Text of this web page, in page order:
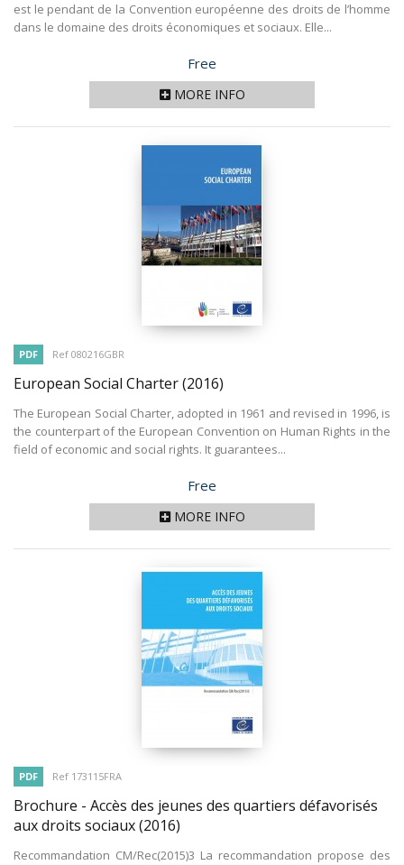
est le pendant de la Convention européenne des droits de l’homme
dans le domaine des droits économiques et sociaux. Elle...
Price
Free
MORE INFO
PDF Ref 080216GBR
European Social Charter(2016)
The European Social Charter, adopted in 1961 and revised in 1996, is
the counterpart of the European Convention on Human Rights in the
field of economic and social rights. It guarantees...
Price
Free
MORE INFO
PDF Ref 173115FRA
Brochure - Accès des jeunes des quartiers défavorisés
aux droits sociaux(2016)
Recommandation CM/Rec(2015)3 La recommandation propose des